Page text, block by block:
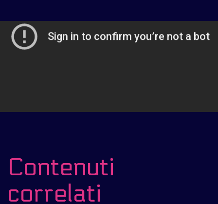
Contenuti
correlati